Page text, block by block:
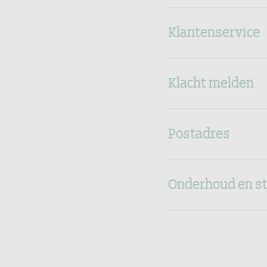
Klantenservice
Klacht melden
Postadres
Onderhoud en